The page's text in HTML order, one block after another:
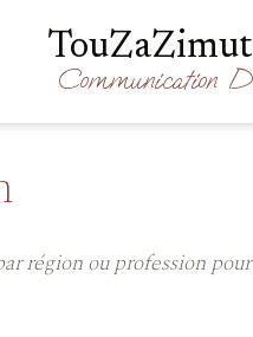
TouZaZimut
Communication
région ou profession